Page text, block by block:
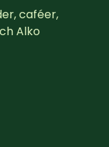
caféer,
Alko